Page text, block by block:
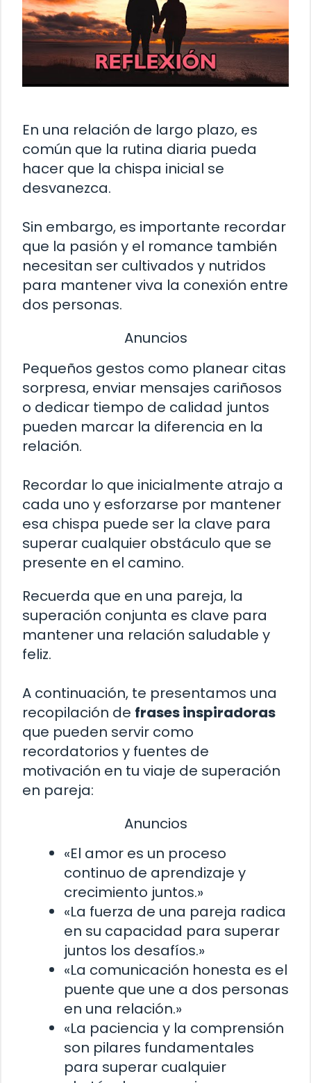
En una relación de largo plazo, es
común que la rutina diaria pueda
hacer que la chispa inicial se
desvanezca.
Sin embargo, es importante recordar
que la pasión y el romance también
necesitan ser cultivados y nutridos
para mantener viva la conexión entre
dos personas.
Anuncios
Pequeños gestos como planear citas
sorpresa, enviar mensajes cariñosos
o dedicar tiempo de calidad juntos
pueden marcar la diferencia en la
relación.
Recordar lo que inicialmente atrajo a
cada uno y esforzarse por mantener
esa chispa puede ser la clave para
superar cualquier obstáculo que se
presente en el camino.
Recuerda que en una pareja, la
superación conjunta es clave para
mantener una relación saludable y
feliz.
A continuación, te presentamos una
recopilación de frases inspiradoras
que pueden servir como
recordatorios y fuentes de
motivación en tu viaje de superación
en pareja:
Anuncios
«El amor es un proceso
continuo de aprendizaje y
crecimiento juntos.»
«La fuerza de una pareja radica
en su capacidad para superar
juntos los desafíos.»
«La comunicación honesta es el
puente que une a dos personas
en una relación.»
«La paciencia y la comprensión
son pilares fundamentales
para superar cualquier